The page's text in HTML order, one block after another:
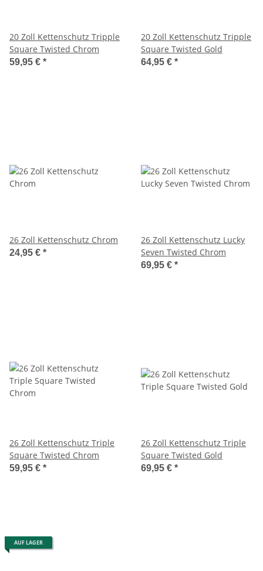
20 Zoll Kettenschutz Tripple
Square Twisted Chrom
59,95 € *
20 Zoll Kettenschutz Tripple
Square Twisted Gold
64,95 € *
26 Zoll Kettenschutz Chrom
24,95 € *
26 Zoll Kettenschutz Lucky
Seven Twisted Chrom
69,95 € *
26 Zoll Kettenschutz Triple
Square Twisted Chrom
59,95 € *
26 Zoll Kettenschutz Triple
Square Twisted Gold
69,95 € *
AUF LAGER